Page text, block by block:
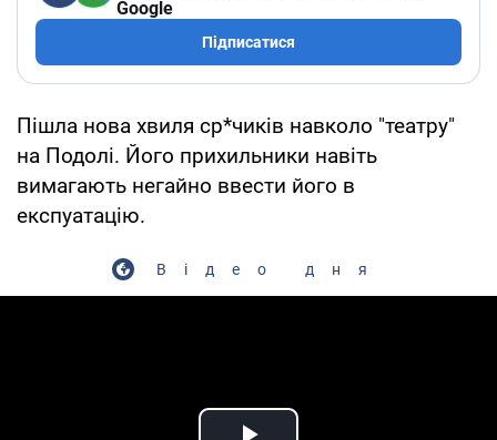
Google
Підписатися
Пішла нова хвиля ср*чиків навколо "театру"
на Подолі. Його прихильники навіть
вимагають негайно ввести його в
експуатацію.
Відео дня